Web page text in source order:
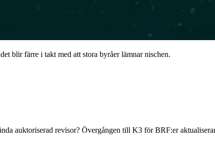
blir färre i takt med att stora byråer lämnar nischen.
auktoriserad revisor? Övergången till K3 för BRF:er